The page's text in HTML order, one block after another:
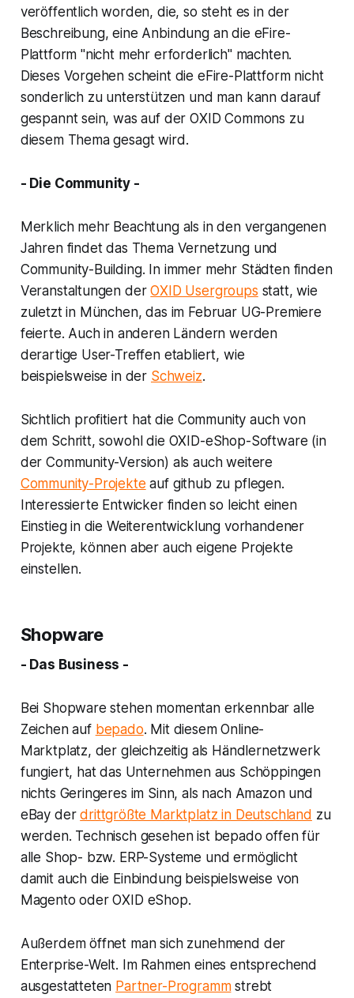
veröffentlich worden, die, so steht es in der
Beschreibung, eine Anbindung an die eFire-
Plattform "nicht mehr erforderlich" machten.
Dieses Vorgehen scheint die eFire-Plattform nicht
sonderlich zu unterstützen und man kann darauf
gespannt sein, was auf der OXID Commons zu
diesem Thema gesagt wird.
- Die Community -
Merklich mehr Beachtung als in den vergangenen
Jahren findet das Thema Vernetzung und
Community-Building. In immer mehr Städten finden
Veranstaltungen derOXID Usergroups statt, wie
zuletzt in München, das im Februar UG-Premiere
feierte. Auch in anderen Ländern werden
derartige User-Treffen etabliert, wie
beispielsweise in der Schweiz.
Sichtlich profitiert hat die Community auch von
dem Schritt, sowohl die OXID-eShop-Software (in
der Community-Version) als auch weitere
Community-Projekte auf github zu pflegen.
Interessierte Entwicker finden so leicht einen
Einstieg in die Weiterentwicklung vorhandener
Projekte, können aber auch eigene Projekte
einstellen.
Shopware
- Das Business -
Bei Shopware stehen momentan erkennbar alle
Zeichen auf bepado. Mit diesem Online-
Marktplatz, der gleichzeitig als Händlernetzwerk
fungiert, hat das Unternehmen aus Schöppingen
nichts Geringeres im Sinn, als nach Amazon und
eBay derdrittgrößte Marktplatz in Deutschland zu
werden. Technisch gesehen ist bepado offen für
alle Shop- bzw. ERP-Systeme und ermöglicht
damit auch die Einbindung beispielsweise von
Magento oder OXID eShop.
Außerdem öffnet man sich zunehmend der
Enterprise-Welt. Im Rahmen eines entsprechend
ausgestatteten Partner-Programmstrebt